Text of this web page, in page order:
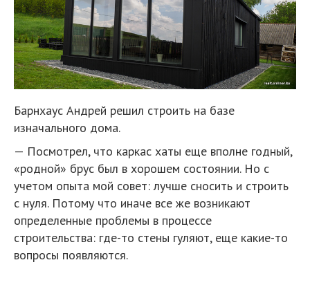
Барнхаус Андрей решил строить на базе
изначального дома.
— Посмотрел, что каркас хаты еще вполне годный,
«родной» брус был в хорошем состоянии. Но с
учетом опыта мой совет: лучше сносить и строить
с нуля. Потому что иначе все же возникают
определенные проблемы в процессе
строительства: где-то стены гуляют, еще какие-то
вопросы появляются.